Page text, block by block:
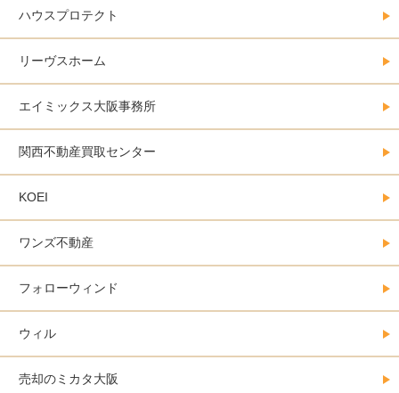
ハウスプロテクト
リーヴスホーム
エイミックス大阪事務所
関西不動産買取センター
KOEI
ワンズ不動産
フォローウィンド
ウィル
売却のミカタ大阪